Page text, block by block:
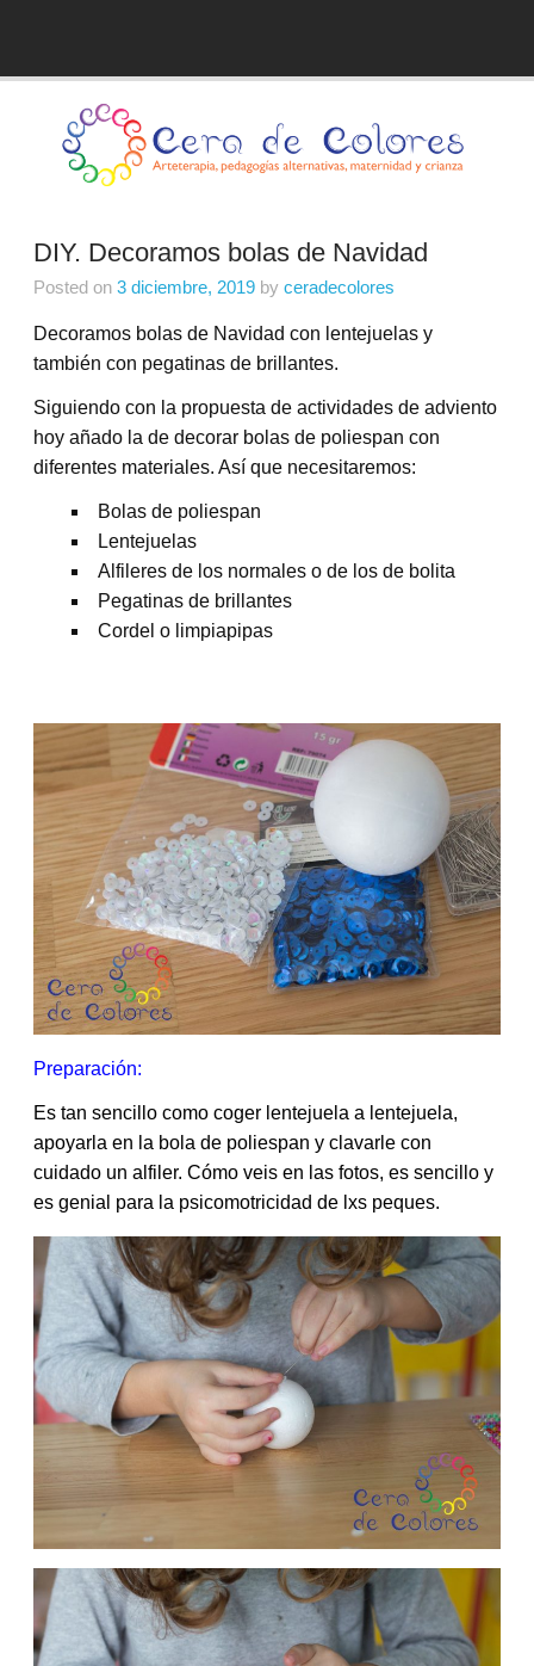
DIY. Decoramos bolas de Navidad
Posted on 3 diciembre, 2019 by ceradecolores
Decoramos bolas de Navidad con lentejuelas y
también con pegatinas de brillantes.
Siguiendo con la propuesta de actividades de adviento
hoy añado la de decorar bolas de poliespan con
diferentes materiales. Así que necesitaremos:
Bolas de poliespan
Lentejuelas
Alfileres de los normales o de los de bolita
Pegatinas de brillantes
Cordel o limpiapipas
Preparación:
Es tan sencillo como coger lentejuela a lentejuela,
apoyarla en la bola de poliespan y clavarle con
cuidado un alfiler. Cómo veis en las fotos, es sencillo y
es genial para la psicomotricidad de lxs peques.